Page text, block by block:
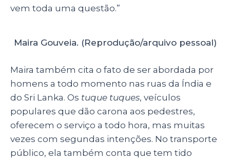
vem toda uma questão.”
Maira Gouveia. (Reprodução/arquivo pessoal)
Maira também cita o fato de ser abordada por
homens a todo momento nas ruas da Índia e
do Sri Lanka. Os tuque tuques, veículos
populares que dão carona aos pedestres,
oferecem o serviço a todo hora, mas muitas
vezes com segundas intenções. No transporte
público, ela também conta que tem tido